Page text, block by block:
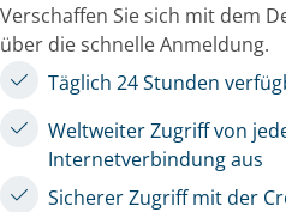
Verschaffen Sie sich mit dem
über die schnelle Anmeldung.
Täglich 24 Stunden
Weltweiter Zugriff von
Internetverbindung aus
Sicherer Zugriff mit der